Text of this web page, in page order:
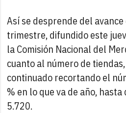
Así se desprende del
trimestre, difundido este
la Comisión Nacional del
cuanto al número de
continuado recortando el
% en lo que va de año,
5.720.